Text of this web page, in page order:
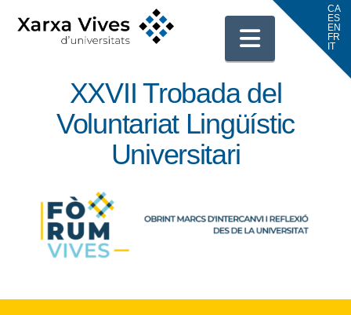
XXVII Trobada del
Voluntariat Lingüístic
Universitari